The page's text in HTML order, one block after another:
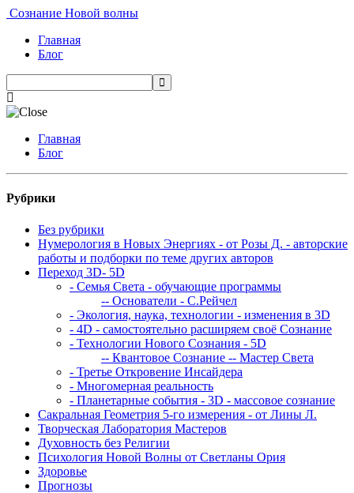
Сознание Новой волны
Главная
Блог
Главная
Блог
Рубрики
Без рубрики
Нумерология в Новых Энергиях - от Розы Д. - авторские
работы и подборки по теме других авторов
Переход 3D- 5D
- Семья Света - обучающие программы
-- Основатели - С.Рейчел
- Экология, наука, технологии - изменения в 3D
- 4D - самостоятельно расширяем своё Сознание
- Технологии Нового Сознания - 5D
-- Квантовое Сознание -- Мастер Света
- Третье Откровение Инсайдера
- Многомерная реальность
- Планетарные события - 3D - массовое сознание
Сакральная Геометрия 5-го измерения - от Лины Л.
Творческая Лаборатория Мастеров
Духовность без Религии
Психология Новой Волны от Светланы Ория
Здоровье
Прогнозы